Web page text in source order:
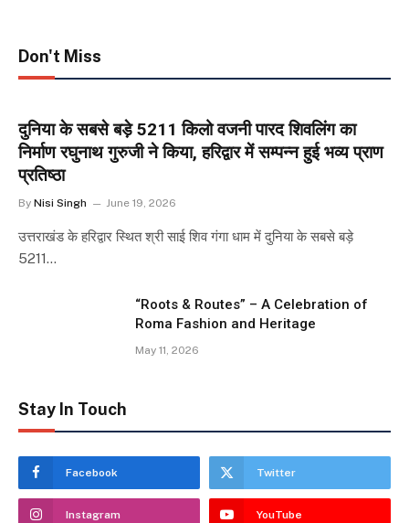
Don't Miss
दुनिया के सबसे बड़े 5211 किलो वजनी पारद शिवलिंग का
निर्माण रघुनाथ गुरुजी ने किया, हरिद्वार में सम्पन्न हुई भव्य प्राण
प्रतिष्ठा
By Nisi Singh June 19, 2026
उत्तराखंड के हरिद्वार स्थित श्री साई शिव गंगा धाम में दुनिया के सबसे बड़े
5211…
“Roots & Routes” – A Celebration of
Roma Fashion and Heritage
May 11, 2026
Stay In Touch
Facebook Twitter
Instagram YouTube